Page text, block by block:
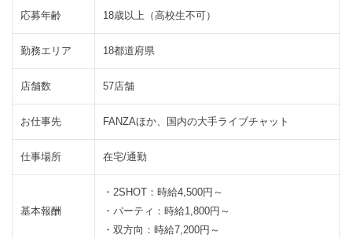
特
は
2.2
応募年齢 18歳以上（高校生不可）
勤務エリア 18都道府県
店舗数 57店舗
お仕事先 FANZAほか、国内の大手ライブチャット
仕事場所 在宅/通勤
基本報酬
・2SHOT：時給4,500円～
・パーティ：時給1,800円～
・双方向：時給7,200円～